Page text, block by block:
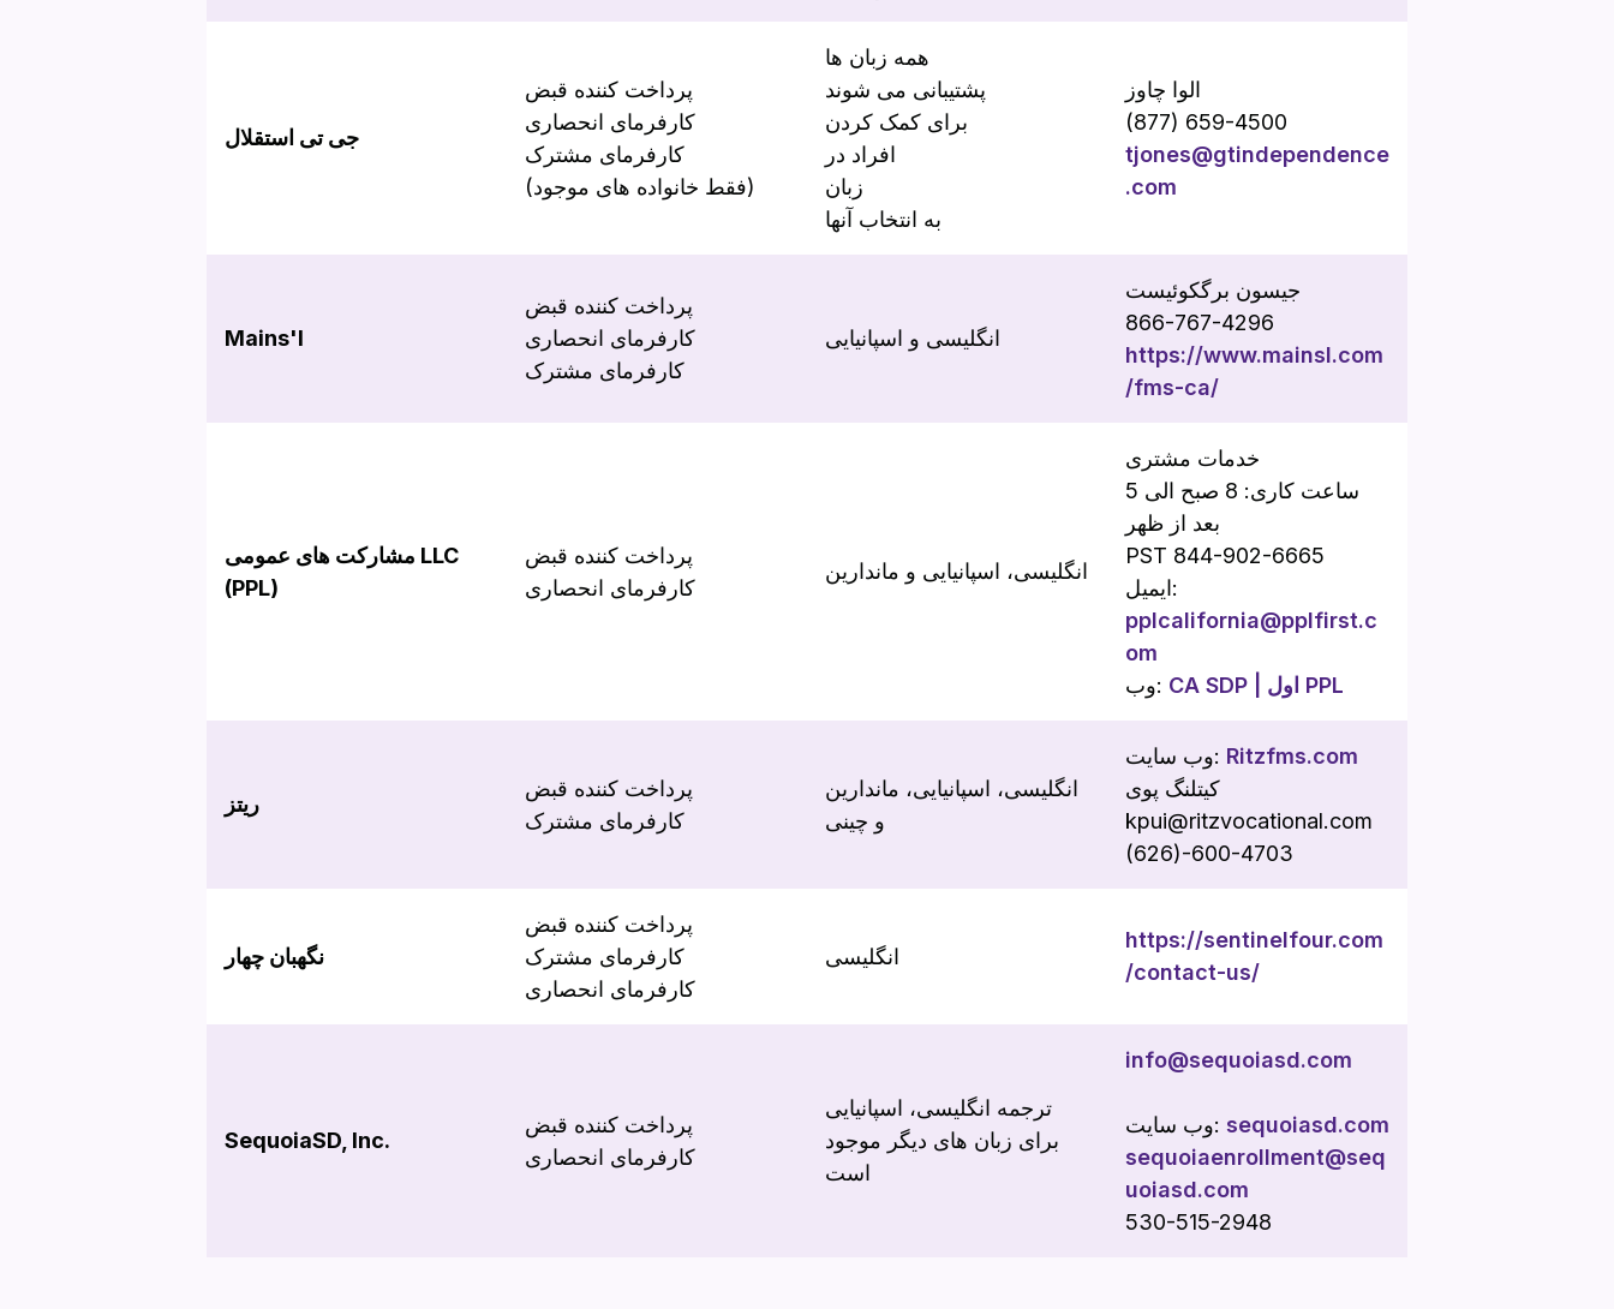
جی تی استقلال
پرداخت کننده قبض
کارفرمای انحصاری
کارفرمای مشترک
(فقط خانواده های موجود)
همه زبان ها
پشتیبانی می شوند
برای کمک کردن
افراد در
زبان
به انتخاب آنها
الوا چاوز
(877) 659-4500
tjones@gtindependence
.com
Mains'l
پرداخت کننده قبض
کارفرمای انحصاری
کارفرمای مشترک
انگلیسی و اسپانیایی
جیسون برگکوئیست
866-767-4296
https://www.mainsl.com
/fms-ca/
مشارکت های عمومی LLC
(PPL)
پرداخت کننده قبض
کارفرمای انحصاری
انگلیسی، اسپانیایی و ماندارین
خدمات مشتری
ساعت کاری: 8 صبح الی 5
بعد از ظهر
PST 844-902-6665
ایمیل:
pplcalifornia@pplfirst.c
om
وب:
CA SDP | اول PPL
ریتز
پرداخت کننده قبض
کارفرمای مشترک
انگلیسی، اسپانیایی، ماندارین
و چینی
وب سایت: Ritzfms.com
کیتلنگ پوی
kpui@ritzvocational.com
(626)-600-4703
نگهبان چهار
پرداخت کننده قبض
کارفرمای مشترک
کارفرمای انحصاری
انگلیسی
https://sentinelfour.com
/contact-us/
SequoiaSD, Inc.
پرداخت کننده قبض
کارفرمای انحصاری
ترجمه انگلیسی، اسپانیایی
برای زبان های دیگر موجود
است
info@sequoiasd.com
وب سایت: sequoiasd.com
sequoiaenrollment@seq
uoiasd.com
530-515-2948